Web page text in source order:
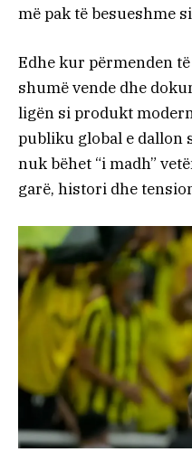
më pak të besueshme
Edhe kur përmenden
shumë vende dhe
ligën si produkt
publiku global e dallon
nuk bëhet “i madh”
garë, histori dhe